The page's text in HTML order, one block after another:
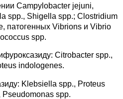
Campylobacter jejuni,
spp., Shigella spp.; Clostridium
патогенных Vibrions и Vibrio
spp.
Citrobacter spp.,
indologenes.
Klebsiella spp., Proteus
spp.